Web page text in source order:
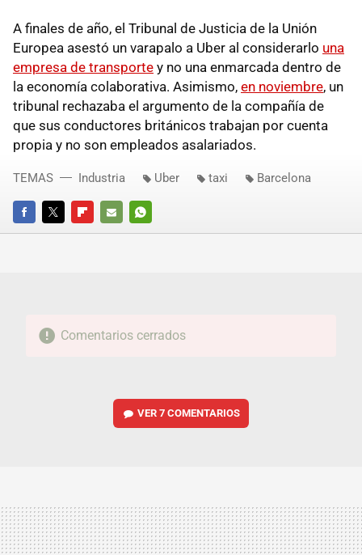
A finales de año, el Tribunal de Justicia de la Unión
Europea asestó un varapalo a Uber al considerarlo una
empresa de transporte y no una enmarcada dentro de
la economía colaborativa. Asimismo, en noviembre, un
tribunal rechazaba el argumento de la compañía de
que sus conductores británicos trabajan por cuenta
propia y no son empleados asalariados.
FACEBOOKTWITTERFLIPBOARD
E-
WHATSAPP
TEMAS Industria Uber taxi Barcelona
Comentarios cerrados
VER7 COMENTARIOS